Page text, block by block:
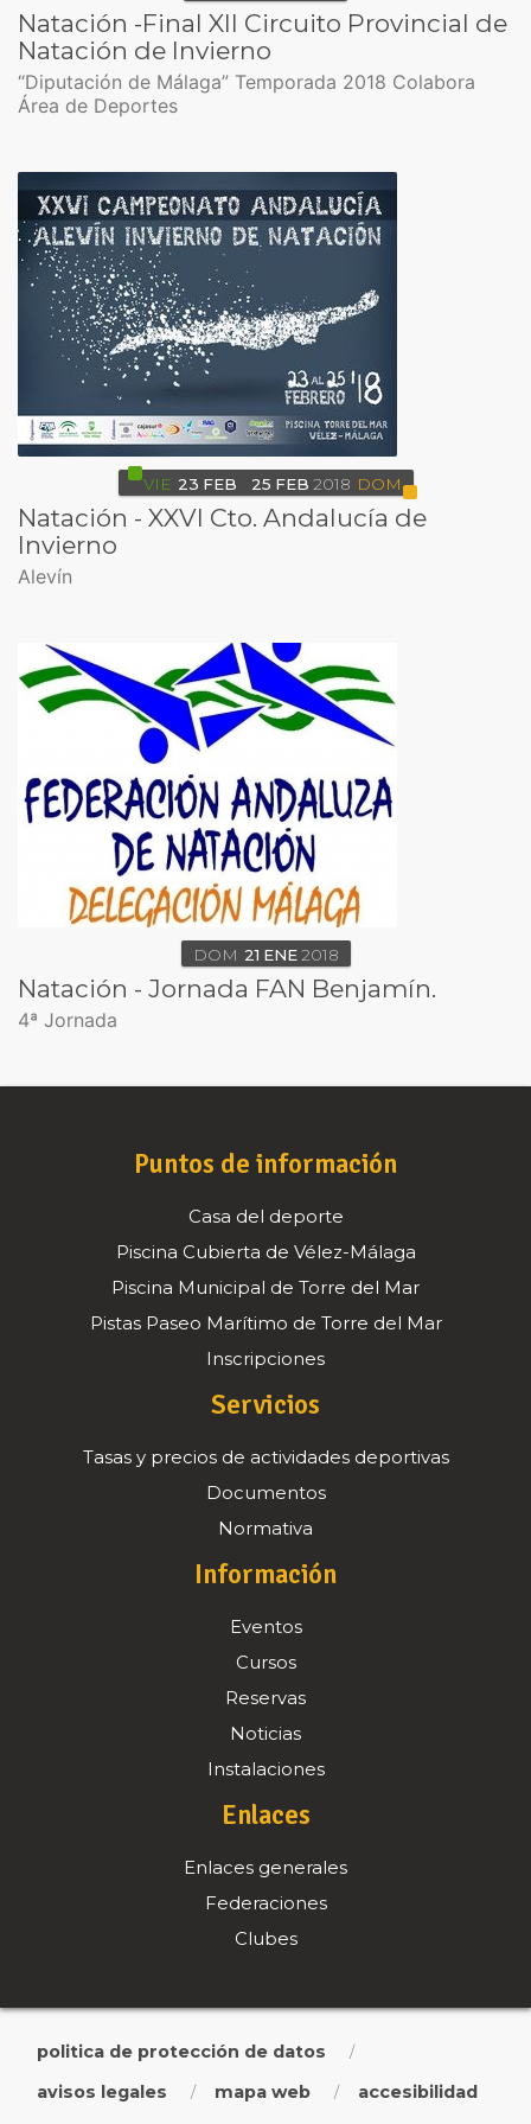
Natación -Final XII Circuito Provincial de
Natación de Invierno
“Diputación de Málaga” Temporada 2018 Colabora
Área de Deportes
VIE 23 FEB 25 FEB 2018 DOM
Natación - XXVI Cto. Andalucía de
Invierno
Alevín
DOM 21 ENE 2018
Natación - Jornada FAN Benjamín.
4ª Jornada
Puntos de información
Casa del deporte
Piscina Cubierta de Vélez-Málaga
Piscina Municipal de Torre del Mar
Pistas Paseo Marítimo de Torre del Mar
Inscripciones
Servicios
Tasas y precios de actividades deportivas
Documentos
Normativa
Información
Eventos
Cursos
Reservas
Noticias
Instalaciones
Enlaces
Enlaces generales
Federaciones
Clubes
politica de protección de datos /
avisos legales / mapa web / accesibilidad